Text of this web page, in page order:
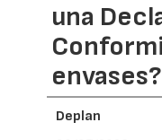
una
envases?
Deplan